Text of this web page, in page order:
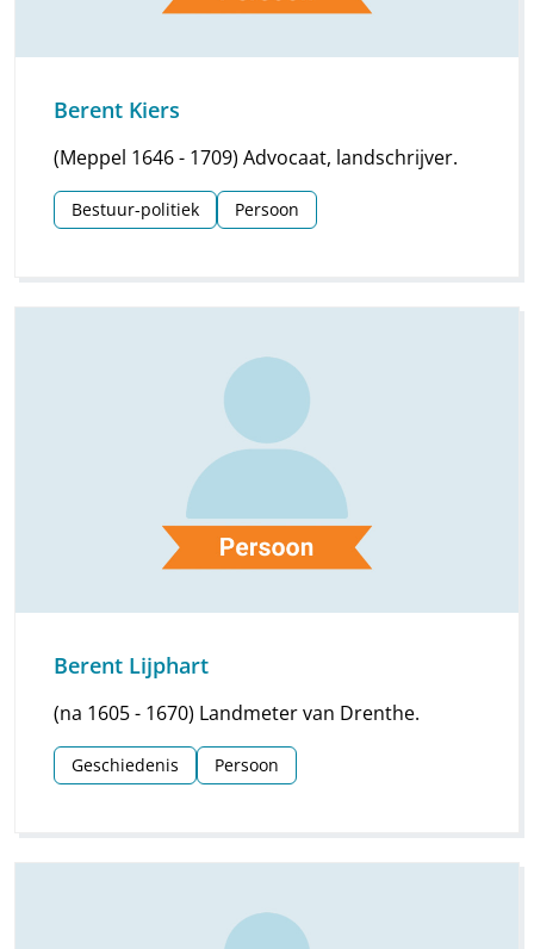
Berent Kiers
(Meppel 1646 - 1709) Advocaat, landschrijver.
Bestuur-politiek Persoon
Berent Lijphart
(na 1605 - 1670) Landmeter van Drenthe.
Geschiedenis Persoon